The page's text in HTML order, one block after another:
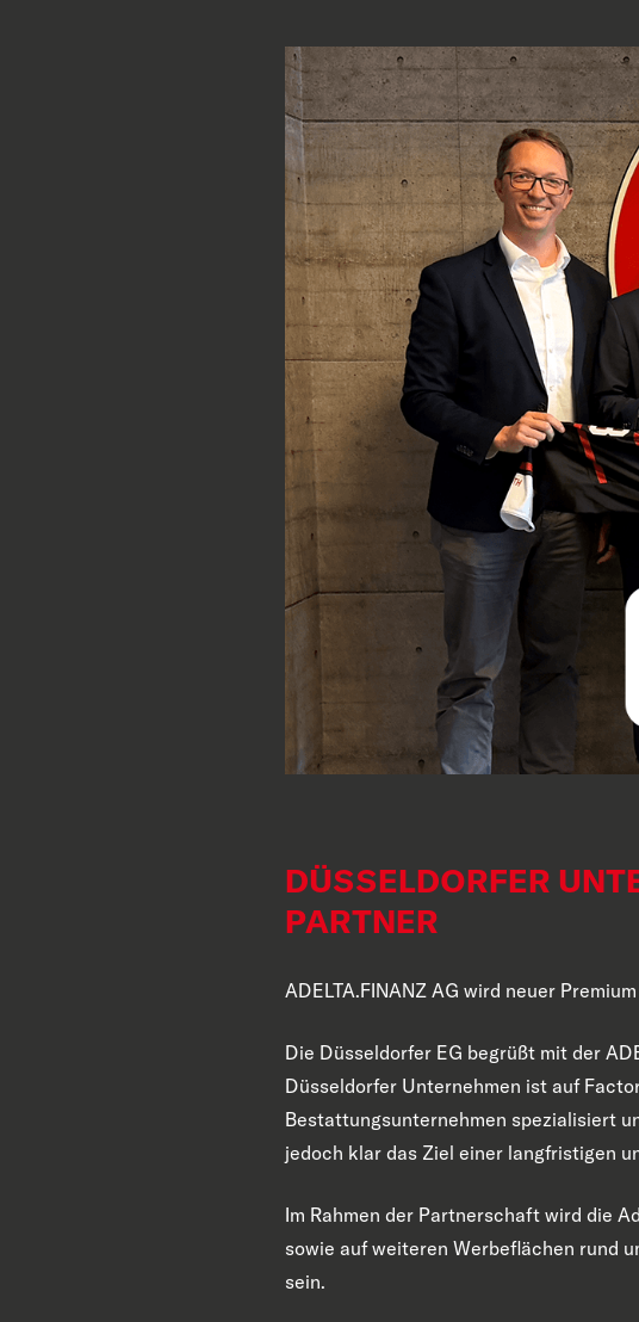
DÜSSELDORFER
PARTNER
ADELTA.FINANZ AG wird neuer
Die Düsseldorfer EG begrüßt mit der
Düsseldorfer Unternehmen ist auf
Bestattungsunternehmen spezialisiert
jedoch klar das Ziel einer langfristigen
Im Rahmen der Partnerschaft wird die
sowie auf weiteren Werbeflächen rund
sein.